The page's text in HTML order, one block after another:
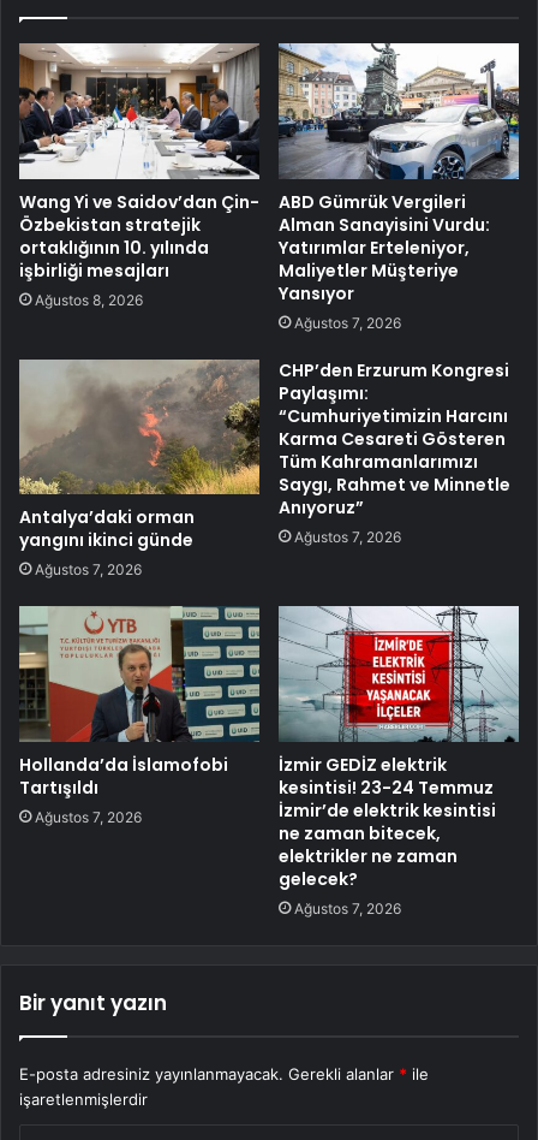
Wang Yi ve Saidov’dan Çin-
Özbekistan stratejik
ortaklığının 10. yılında
işbirliği mesajları
Ağustos 8, 2026
ABD Gümrük Vergileri
Alman Sanayisini Vurdu:
Yatırımlar Erteleniyor,
Maliyetler Müşteriye
Yansıyor
Ağustos 7, 2026
Antalya’daki orman
yangını ikinci günde
Ağustos 7, 2026
CHP’den Erzurum Kongresi
Paylaşımı:
“Cumhuriyetimizin Harcını
Karma Cesareti Gösteren
Tüm Kahramanlarımızı
Saygı, Rahmet ve Minnetle
Anıyoruz”
Ağustos 7, 2026
Hollanda’da İslamofobi
Tartışıldı
Ağustos 7, 2026
İzmir GEDİZ elektrik
kesintisi! 23-24 Temmuz
İzmir’de elektrik kesintisi
ne zaman bitecek,
elektrikler ne zaman
gelecek?
Ağustos 7, 2026
Bir yanıt yazın
E-posta adresiniz yayınlanmayacak. Gerekli alanlar * ile
işaretlenmişlerdir